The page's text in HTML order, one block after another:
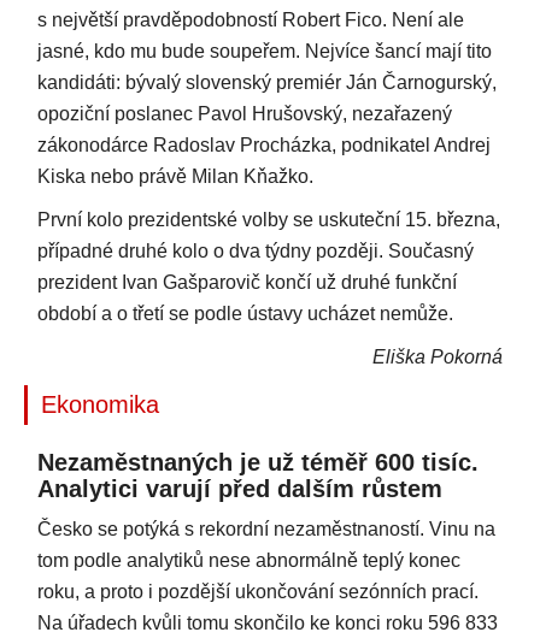
s největší pravděpodobností Robert Fico. Není ale
jasné, kdo mu bude soupeřem. Nejvíce šancí mají tito
kandidáti: bývalý slovenský premiér Ján Čarnogurský,
opoziční poslanec Pavol Hrušovský, nezařazený
zákonodárce Radoslav Procházka, podnikatel Andrej
Kiska nebo právě Milan Kňažko.
První kolo prezidentské volby se uskuteční 15. března,
případné druhé kolo o dva týdny později. Současný
prezident Ivan Gašparovič končí už druhé funkční
období a o třetí se podle ústavy ucházet nemůže.
Eliška Pokorná
Ekonomika
Nezaměstnaných je už téměř 600 tisíc.
Analytici varují před dalším růstem
Česko se potýká s rekordní nezaměstnaností. Vinu na
tom podle analytiků nese abnormálně teplý konec
roku, a proto i pozdější ukončování sezónních prací.
Na úřadech kvůli tomu skončilo ke konci roku 596 833